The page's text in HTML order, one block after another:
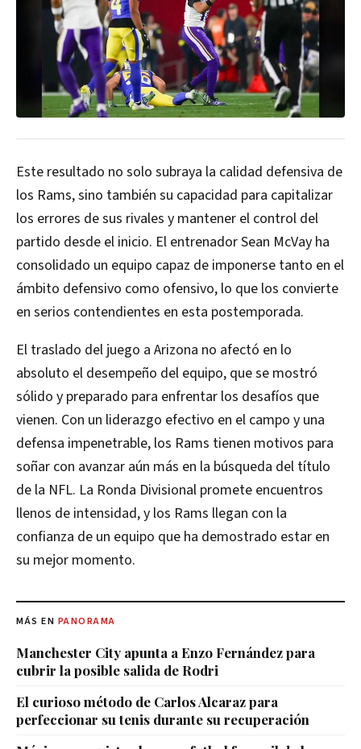
Este resultado no solo subraya la calidad defensiva de
los Rams, sino también su capacidad para capitalizar
los errores de sus rivales y mantener el control del
partido desde el inicio. El entrenador Sean McVay ha
consolidado un equipo capaz de imponerse tanto en el
ámbito defensivo como ofensivo, lo que los convierte
en serios contendientes en esta postemporada.
El traslado del juego a Arizona no afectó en lo
absoluto el desempeño del equipo, que se mostró
sólido y preparado para enfrentar los desafíos que
vienen. Con un liderazgo efectivo en el campo y una
defensa impenetrable, los Rams tienen motivos para
soñar con avanzar aún más en la búsqueda del título
de la NFL. La Ronda Divisional promete encuentros
llenos de intensidad, y los Rams llegan con la
confianza de un equipo que ha demostrado estar en
su mejor momento.
MÁS EN PANORAMA
Manchester City apunta a Enzo Fernández para
cubrir la posible salida de Rodri
El curioso método de Carlos Alcaraz para
perfeccionar su tenis durante su recuperación